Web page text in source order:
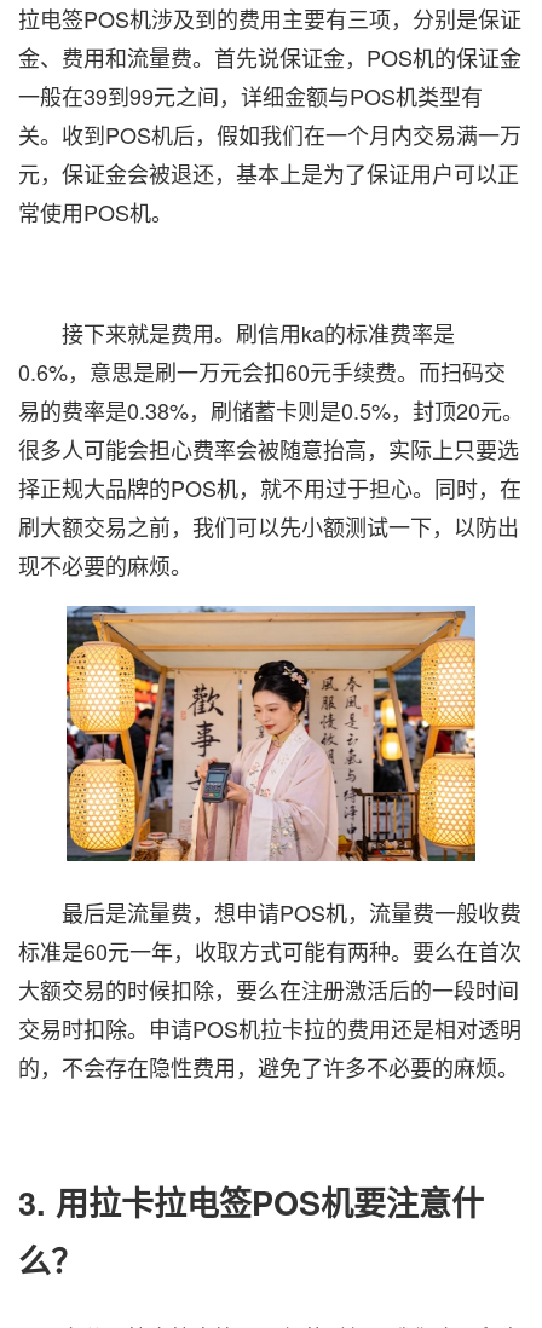
拉电签POS机涉及到的费用主要有三项，分别是保证
金、费用和流量费。首先说保证金，POS机的保证金
一般在39到99元之间，详细金额与POS机类型有
关。收到POS机后，假如我们在一个月内交易满一万
元，保证金会被退还，基本上是为了保证用户可以正
常使用POS机。
接下来就是费用。刷信用ka的标准费率是
0.6%，意思是刷一万元会扣60元手续费。而扫码交
易的费率是0.38%，刷储蓄卡则是0.5%，封顶20元。
很多人可能会担心费率会被随意抬高，实际上只要选
择正规大品牌的POS机，就不用过于担心。同时，在
刷大额交易之前，我们可以先小额测试一下，以防出
现不必要的麻烦。
最后是流量费，想申请POS机，流量费一般收费
标准是60元一年，收取方式可能有两种。要么在首次
大额交易的时候扣除，要么在注册激活后的一段时间
交易时扣除。申请POS机拉卡拉的费用还是相对透明
的，不会存在隐性费用，避免了许多不必要的麻烦。
3. 用拉卡拉电签POS机要注意什
么？